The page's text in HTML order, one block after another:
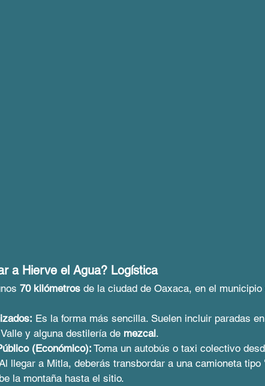
a Hierve el Agua? Logística
70 kilómetros de la ciudad de Oaxaca, en el
Es la forma más sencilla. Suelen incluir paradas
y alguna destilería de mezcal.
(Económico): Toma un autobús o taxi colectivo
llegar a Mitla, deberás transbordar a una camioneta
la montaña hasta el sitio.